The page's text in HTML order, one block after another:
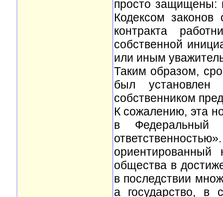
просто защищены:
Кодексом
контракта
собственной
или иным
Таким образом,
был
собственником
К сожалению, эта
в Федеральный
ориентированный
общества в
в последствии
а государство, в